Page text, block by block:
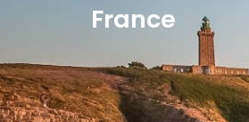
France